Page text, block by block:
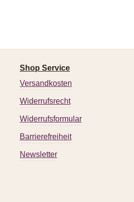
Shop Service
Versandkosten
Widerrufsrecht
Widerrufsformular
Barrierefreiheit
Newsletter